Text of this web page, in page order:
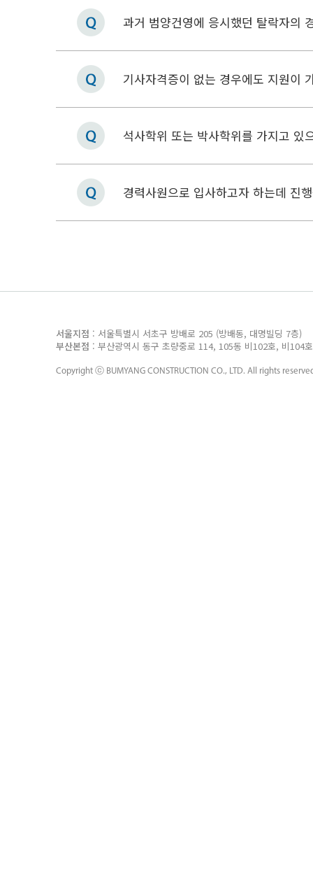
과거 범양건영에 응시했던 탈락자의
기사자격증이 없는 경우에도 지원이
석사학위 또는 박사학위를 가지고 있
경력사원으로 입사하고자 하는데 진
서울지점 : 서울특별시 서초구 방배로 205 (방배동, 대명빌딩 7
부산본점 : 부산광역시 동구 초량중로 114, 105동 비102호, 비104
Copyright ⓒ BUMYANG CONSTRUCTION CO., LTD. All rights